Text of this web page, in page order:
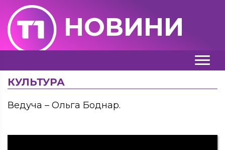
НОВИНИ
КУЛЬТУРА
Ведуча – Ольга Боднар.